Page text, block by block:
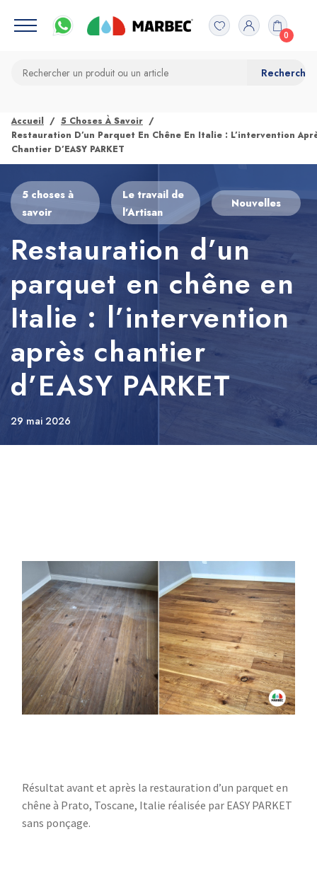
0
Accueil
5 Choses À Savoir
Restauration D’un Parquet En Chêne En Italie : L’intervention
Chantier D’EASY PARKET
5 choses à
savoir
Le travail de
l’Artisan
Nouvelles
Restauration d’un
parquet en chêne en
Italie : l’intervention
après chantier
d’EASY PARKET
29 mai 2026
Résultat avant et après la restauration d’un parquet en
chêne à Prato, Toscane, Italie réalisée par EASY PARKET
sans ponçage.